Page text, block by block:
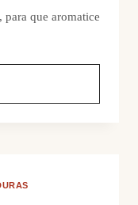
que aromatice